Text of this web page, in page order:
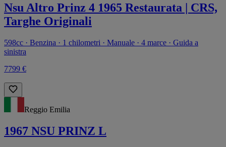
Nsu Altro Prinz 4 1965 Restaurata | CRS,
Targhe Originali
598cc · Benzina · 1 chilometri · Manuale · 4 marce · Guida a
sinistra
7799 €
Reggio Emilia
1967 NSU PRINZ L